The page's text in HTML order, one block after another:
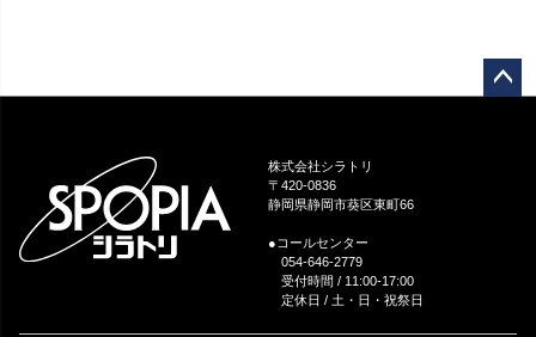
株式会社シラトリ
〒420-0836
静岡県静岡市葵区東町66
●コールセンター
054-646-2779
受付時間 / 11:00-17:00
定休日 / 土・日・祝祭日